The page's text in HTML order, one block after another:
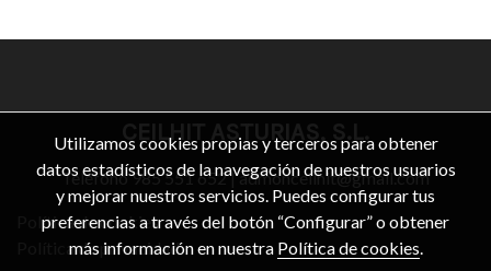
CEILHIT ASTURIAS, S.L.
Teléfono985 551 652|admonceilhit@gmail.com
Política de cookies
Política de privacidad
Utilizamos cookies propias y terceros para obtener
datos estadísticos de la navegación de nuestros usuarios
y mejorar nuestros servicios. Puedes configurar tus
preferencias a través del botón “Configurar” o obtener
más información en nuestra Política de cookies.